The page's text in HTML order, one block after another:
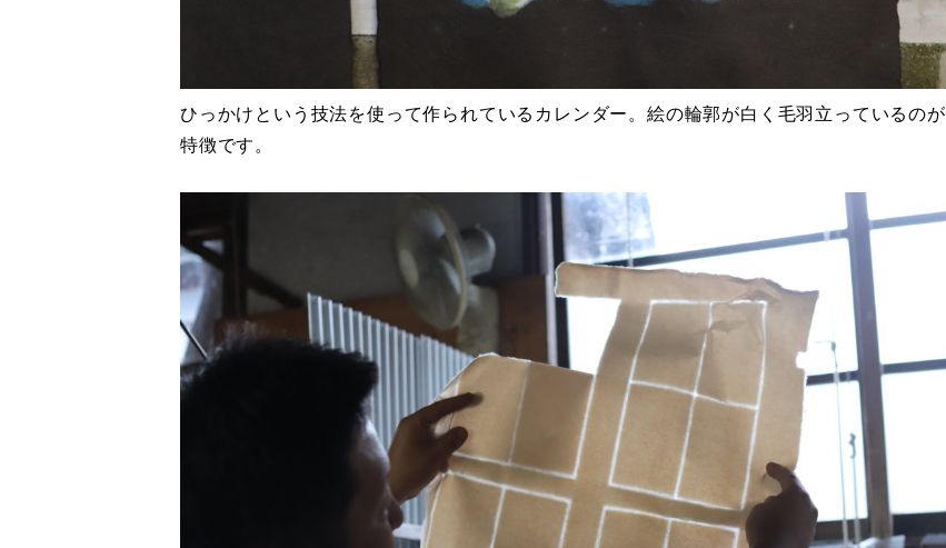
ひっかけという技法を使って作られているカレンダー。絵の輪郭が白く毛羽立っているのが
特徴です。